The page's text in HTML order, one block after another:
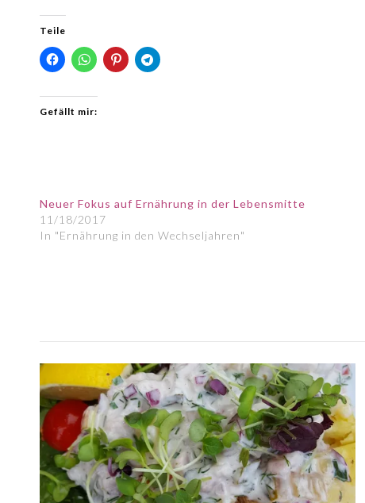
Teile
Gefällt mir:
Neuer Fokus auf Ernährung in der Lebensmitte
11/18/2017
In "Ernährung in den Wechseljahren"